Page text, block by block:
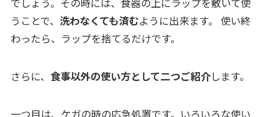
うことで、 洗わなくても済むように出来ます。 使い終
わったら、ラップを捨てるだけです。
さらに、 食事以外の使い方として二つご紹介します。
一つ目は、ケガの時の応急処置です。いろいろな使い